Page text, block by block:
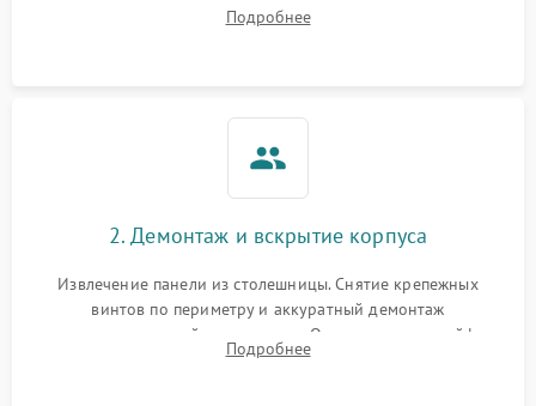
клиента о симптомах (не включается, не видит посуду,
Подробнее
2. Демонтаж и вскрытие корпуса
Извлечение панели из столешницы. Снятие крепежных
винтов по периметру и аккуратный демонтаж
стеклокерамической поверхности. Отсоединение шлейфов
сенсорного блока для доступа к силовым платам, катушкам
Подробнее